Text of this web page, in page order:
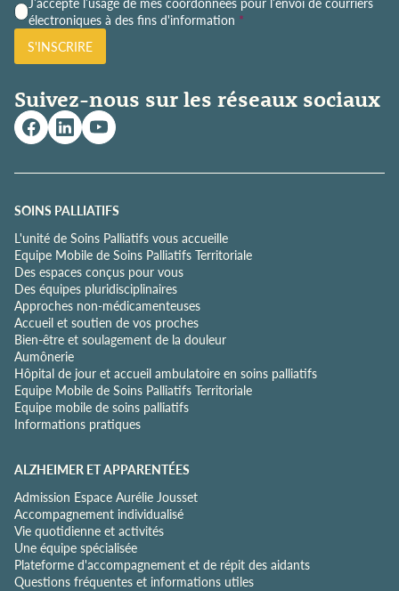
o
l
t
q
u
e
e
o
n
f
i
d
e
n
t
i
a
l
i
t
é
électroniques à des fins d'information *
S'INSCRIRE
Suivez-nous sur les réseaux sociaux
SOINS PALLIATIFS
L'unité de Soins Palliatifs vous accueille
Equipe Mobile de Soins Palliatifs Territoriale
Des espaces conçus pour vous
Des équipes pluridisciplinaires
Approches non-médicamenteuses
Accueil et soutien de vos proches
Bien-être et soulagement de la douleur
Aumônerie
Hôpital de jour et accueil ambulatoire en soins palliatifs
Equipe Mobile de Soins Palliatifs Territoriale
Equipe mobile de soins palliatifs
Informations pratiques
ALZHEIMER ET APPARENTÉES
Admission Espace Aurélie Jousset
Accompagnement individualisé
Vie quotidienne et activités
Une équipe spécialisée
Plateforme d'accompagnement et de répit des aidants
Questions fréquentes et informations utiles